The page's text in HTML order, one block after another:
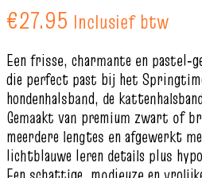
€27.95 Inclusief btw
Een frisse, charmante en
die perfect past bij het
hondenhalsband, de
Gemaakt van premium zwart of
meerdere lengtes en afgewerkt
lichtblauwe leren details plus